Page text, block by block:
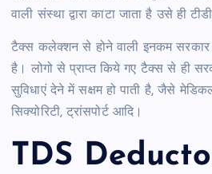
वाली संस्था द्वारा काटा जाता है उसे ही
टैक्स कलेक्शन से होने वाली इनकम सरकार
है। लोगो से प्राप्त किये गए टैक्स से ही
सुविधाएं देने में सक्षम हो पाती है, जैसे
सिक्योरिटी, ट्रांसपोर्ट आदि।
TDS